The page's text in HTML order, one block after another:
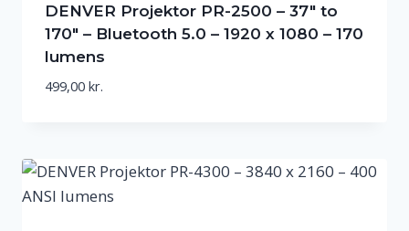
DENVER Projektor PR-2500 – 37″ to
170″ – Bluetooth 5.0 – 1920 x 1080 – 170
lumens
499,00 kr.